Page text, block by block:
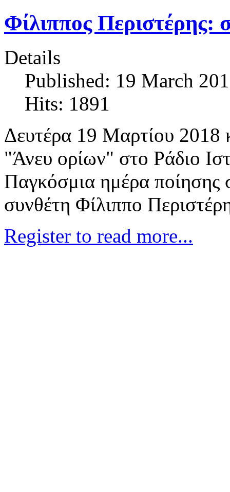
Φίλιππος Περιστέρης:
Details
Published: 19 March
Hits: 1891
Δευτέρα 19 Μαρτίου 2018
"Άνευ ορίων" στο Ράδιο
Παγκόσμια ημέρα ποίησης
συνθέτη Φίλιππο
Register to read more...